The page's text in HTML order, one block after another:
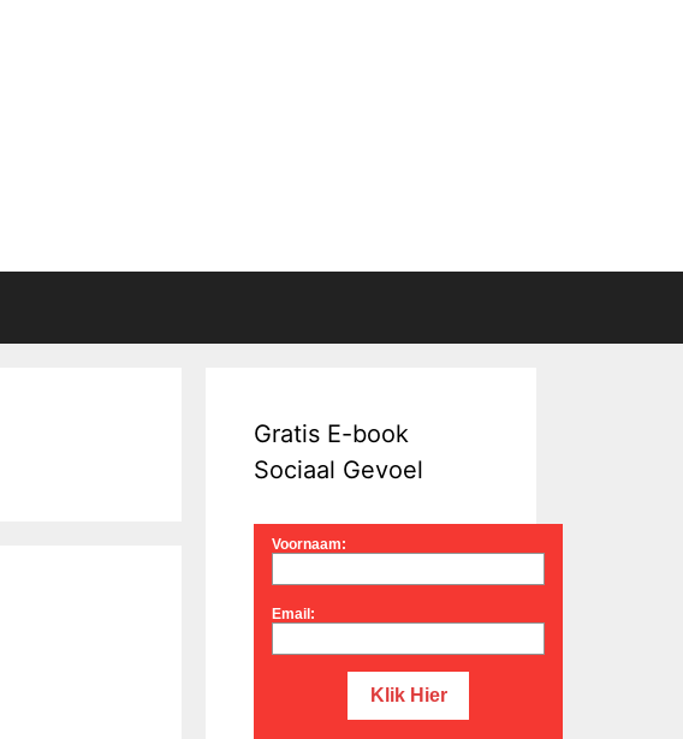
Gratis E-book
Sociaal Gevoel
Voornaam:
Email: